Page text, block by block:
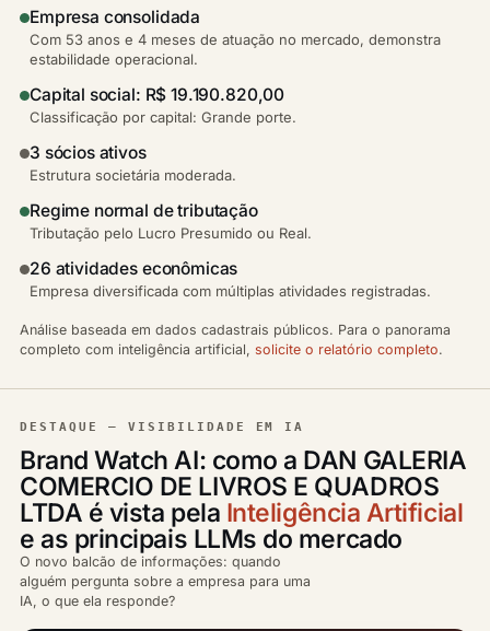
Empresa consolidada
Com 53 anos e 4 meses de atuação no mercado, demonstra
estabilidade operacional.
Capital social: R$ 19.190.820,00
Classificação por capital: Grande porte.
3 sócios ativos
Estrutura societária moderada.
Regime normal de tributação
Tributação pelo Lucro Presumido ou Real.
26 atividades econômicas
Empresa diversificada com múltiplas atividades registradas.
Análise baseada em dados cadastrais públicos. Para o panorama
completo com inteligência artificial, solicite o relatório completo.
DESTAQUE — VISIBILIDADE EM IA
Brand Watch AI: como a DAN GALERIA
COMERCIO DE LIVROS E QUADROS
LTDA é vista pela Inteligência Artificial
e as principais LLMs do mercado
O novo balcão de informações: quando
alguém pergunta sobre a empresa para uma
IA, o que ela responde?